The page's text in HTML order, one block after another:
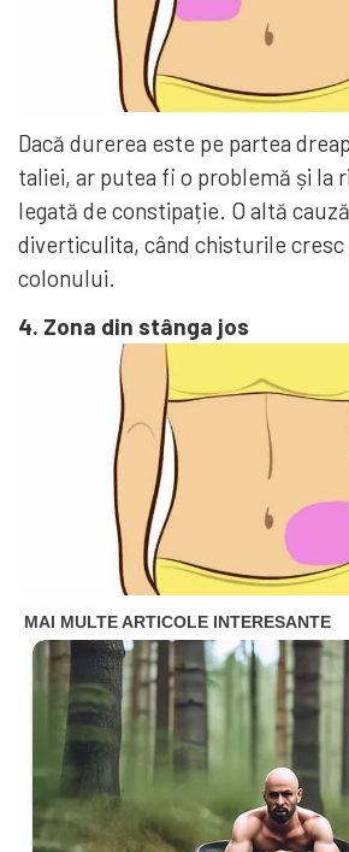
Dacă durerea este pe partea
taliei, ar putea fi o problemă și la
legată de constipație. O altă
diverticulita, când chisturile
colonului.
4. Zona din stânga jos